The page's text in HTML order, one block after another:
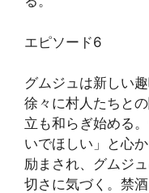
エピソード6
グムジュは新しい
徐々に村人たちと
立も和らぎ始める
いでほしい」と心
励まされ、グムジ
切さに気づく。禁